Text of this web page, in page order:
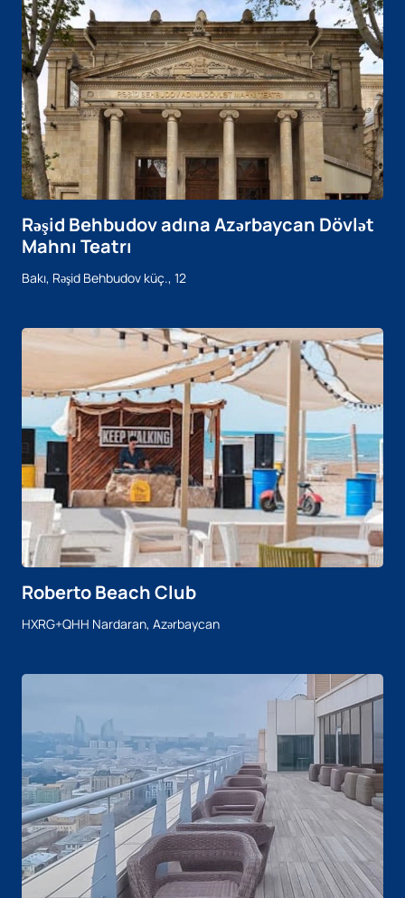
Rəşid Behbudov adına Azərbaycan Dövlət
Mahnı Teatrı
Bakı, Rəşid Behbudov küç., 12
Roberto Beach Club
HXRG+QHH Nardaran, Azərbaycan